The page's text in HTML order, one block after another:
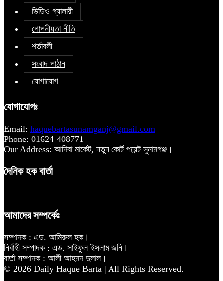
ভিডিও গ্যালারী
গোপনীয়তা নীতি
শর্তাবলী
সংবাদ পাঠান
যোগাযোগ
যোগাযোগঃ
Email: haquebartasunamganj@gmail.com
Phone: 01624-408771
Our Address: আদিবা মার্কেট, নতুন কোর্ট পয়েন্ট সুনামগঞ্জ।
দৈনিক হক বার্তা
আমাদের সম্পর্কেঃ
সম্পাদক : এড. আমিরুল হক।
নির্বাহী সম্পাদক : এড. সাইফুল ইসলাম জনি।
বার্তা সম্পাদক : আলী আহমদ দুলাল।
© 2026 Daily Haque Barta | All Rights Reserved.